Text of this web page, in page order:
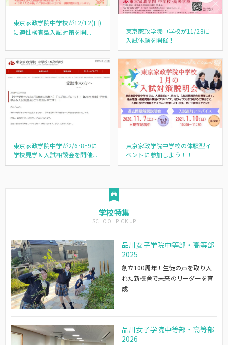
東京家政学院中学校が12/12(日)
に適性検査型入試対策を開...
東京家政学院中学校が11/28に
入試体験を開催！
東京家政学院中学が2/6･8･9に
学校見学＆入試相談会を開催...
東京家政学院中学校の体験型イ
ベントに参加しよう！！
学校特集
品川女子学院中等部・高等部
2025
創立100周年！生徒の声を取り入
れた新校舎で未来のリーダーを育
成
品川女子学院中等部・高等部
2026